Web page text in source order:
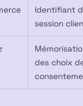
Identifiant
session
des choix